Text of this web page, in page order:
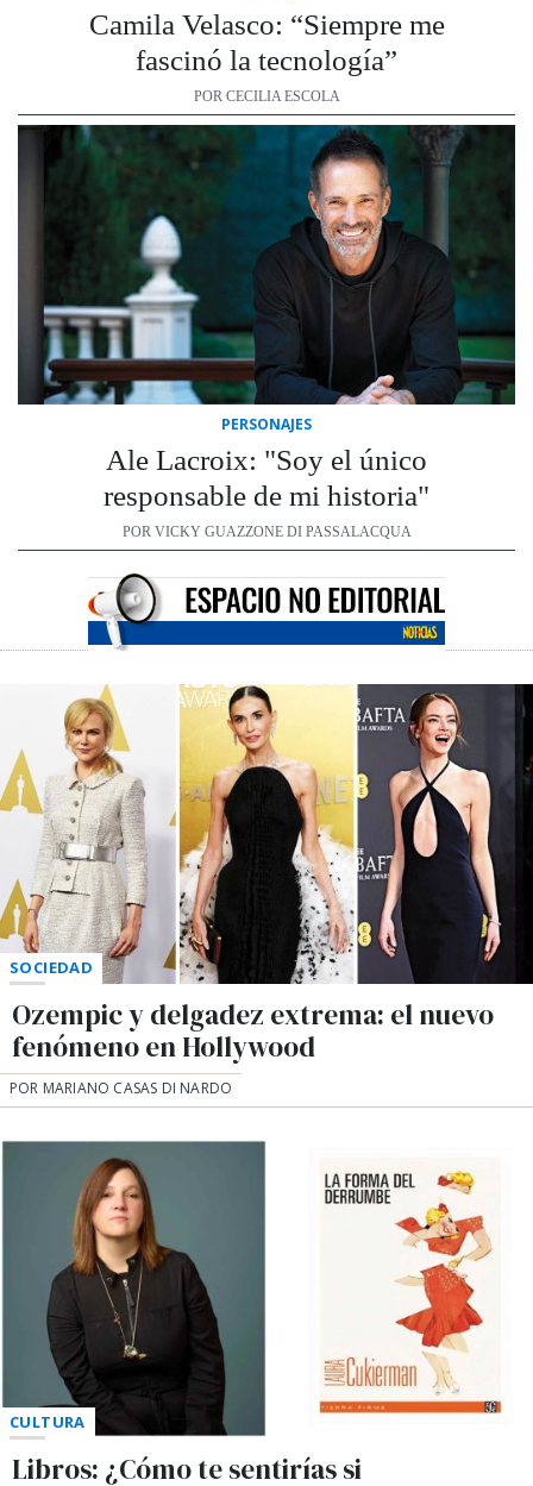
Camila Velasco: “Siempre me
fascinó la tecnología”
POR CECILIA ESCOLA
PERSONAJES
Ale Lacroix: "Soy el único
responsable de mi historia"
POR VICKY GUAZZONE DI PASSALACQUA
SOCIEDAD
Ozempic y delgadez extrema: el nuevo
fenómeno en Hollywood
POR MARIANO CASAS DI NARDO
CULTURA
Libros: ¿Cómo te sentirías si